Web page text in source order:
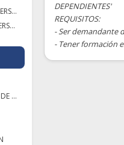
ATENCIÓN SOCIOSANITARIA A PERSONAS EN EL DOMICILIO
ATENCIÓN SOCIOSANITARIA A PERSONAS DEPENDIENTES EN INSTITUCIONES SOCIALES
OTROS GRUPOS EN SITUACION DE NECESIDAD
DEPENDIENTES'
REQUISITOS:
- Ser demandante
- Tener formación